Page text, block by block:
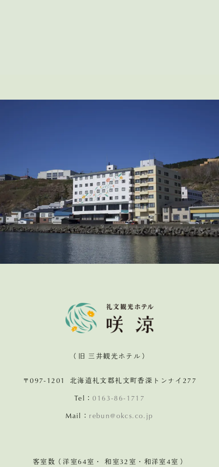
（旧 三井観光ホテル）
〒097-1201 北海道礼文郡礼文町香深トンナイ277
Tel：0163-86-1717
Mail： rebun@okcs.co.jp
客室数（洋室64室・ 和室32室・和洋室4室）